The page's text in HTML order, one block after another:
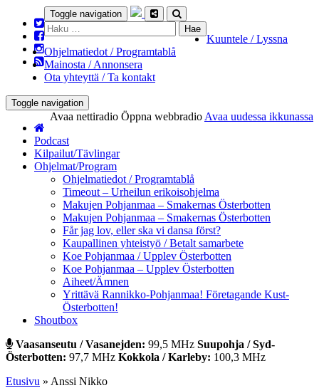
Toggle navigation
Haku:
Kuuntele / Lyssna
Ohjelmatiedot / Programtablå
Mainosta / Annonsera
Ota yhteyttä / Ta kontakt
Toggle navigation
Avaa nettiradio Öppna webbradio Avaa uudessa ikkunassa
Podcast
Kilpailut/Tävlingar
Ohjelmat/Program
Ohjelmatiedot / Programtablå
Timeout – Urheilun erikoisohjelma
Makujen Pohjanmaa – Smakernas Österbotten
Makujen Pohjanmaa – Smakernas Österbotten
Får jag lov, eller ska vi dansa först?
Kaupallinen yhteistyö / Betalt samarbete
Koe Pohjanmaa / Upplev Österbotten
Koe Pohjanmaa – Upplev Österbotten
Aiheet/Ämnen
Yrittävä Rannikko-Pohjanmaa! Företagande Kust-
Österbotten!
Shoutbox
Vaasanseutu / Vasanejden: 99,5 MHz Suupohja / Syd-
Österbotten: 97,7 MHz Kokkola / Karleby: 100,3 MHz
Etusivu » Anssi Nikko